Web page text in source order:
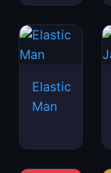
Elastic
Man